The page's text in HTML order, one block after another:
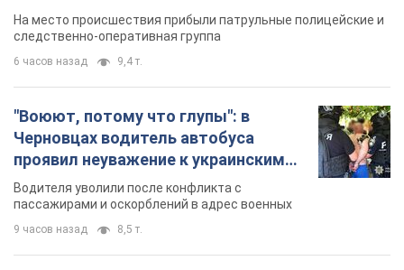
протокол. Видео
На место происшествия прибыли патрульные полицейские и
следственно-оперативная группа
6 часов назад 9,4 т.
"Воюют, потому что глупы": в
Черновцах водитель автобуса
проявил неуважение к украинским
военным и поплатился за это.
Видео
Водителя уволили после конфликта с
пассажирами и оскорблений в адрес военных
9 часов назад 8,5 т.